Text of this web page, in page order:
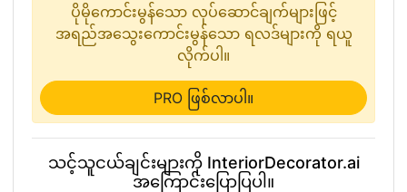
ပိုမိုကောင်းမွန်သော လုပ်ဆောင်ချက်များဖြင့်
အရည်အသွေးကောင်းမွန်သော ရလဒ်များကို ရယူ
လိုက်ပါ။
PRO ဖြစ်လာပါ။
သင့်သူငယ်ချင်းများကို InteriorDecorator.ai
အကြောင်းပြောပြပါ။